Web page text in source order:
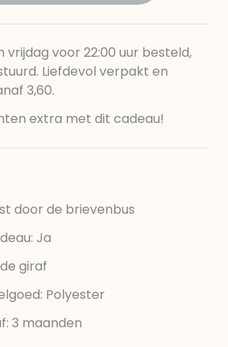
voor 22:00 uur besteld,
Liefdevol verpakt en
3,60.
extra met dit cadeau!
door de brievenbus
Ja
giraf
Polyester
3 maanden